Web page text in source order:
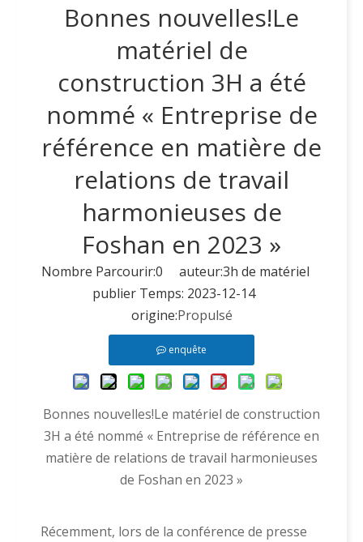
Bonnes nouvelles!Le
matériel de
construction 3H a été
nommé « Entreprise de
référence en matière de
relations de travail
harmonieuses de
Foshan en 2023 »
Nombre Parcourir:0 auteur:3h de matériel
publier Temps: 2023-12-14
origine:Propulsé
enquête
Bonnes nouvelles!Le matériel de construction
3H a été nommé « Entreprise de référence en
matière de relations de travail harmonieuses
de Foshan en 2023 »
Récemment, lors de la conférence de presse